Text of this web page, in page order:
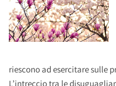
riescono ad esercitare sulle
L’intreccio tra le